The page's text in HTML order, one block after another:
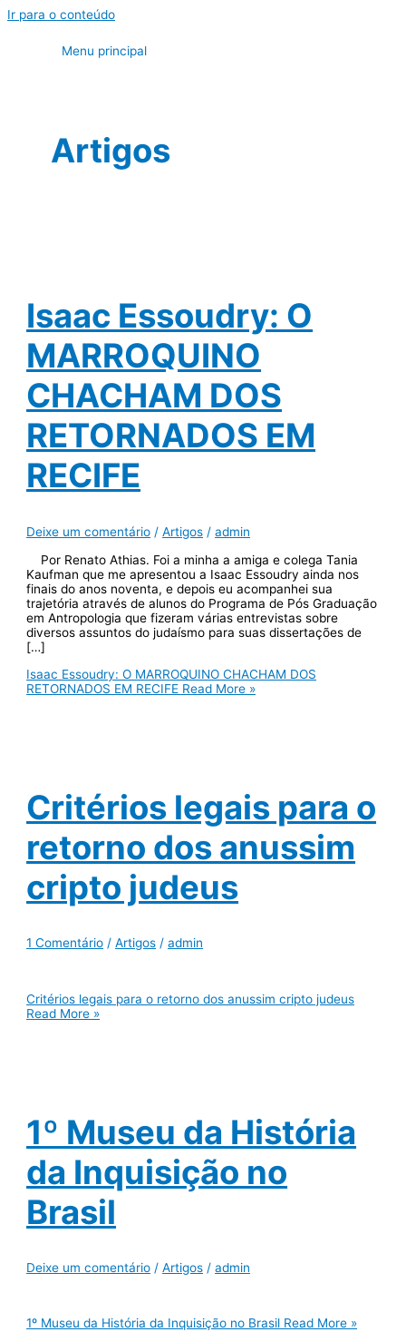
Ir para o conteúdo
Menu principal
Artigos
Isaac Essoudry: O
MARROQUINO
CHACHAM DOS
RETORNADOS EM
RECIFE
Deixe um comentário /Artigos /admin
Por Renato Athias. Foi a minha a amiga e colega Tania
Kaufman que me apresentou a Isaac Essoudry ainda nos
finais do anos noventa, e depois eu acompanhei sua
trajetória através de alunos do Programa de Pós Graduação
em Antropologia que fizeram várias entrevistas sobre
diversos assuntos do judaísmo para suas dissertações de
[…]
Isaac Essoudry: O MARROQUINO CHACHAM DOS
RETORNADOS EM RECIFE Read More »
Critérios legais para o
retorno dos anussim
cripto judeus
1 Comentário /Artigos /admin
Critérios legais para o retorno dos anussim cripto judeus
Read More »
1º Museu da História
da Inquisição no
Brasil
Deixe um comentário /Artigos /admin
1º Museu da História da Inquisição no Brasil Read More »